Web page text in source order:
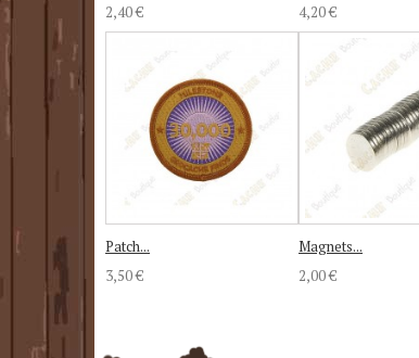
2,40 €
4,20 €
Patch...
3,50 €
Magnets...
2,00 €